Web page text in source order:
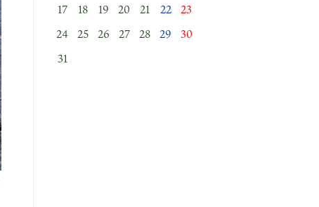
17
18 19 20 21 22
23
24 25 26 27 28 29
30
31